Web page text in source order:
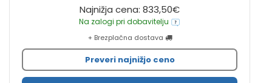
Najnižja cena: 833,50€
Na zalogi pri dobavitelju
+ Brezplačna dostava
Preveri najnižjo ceno